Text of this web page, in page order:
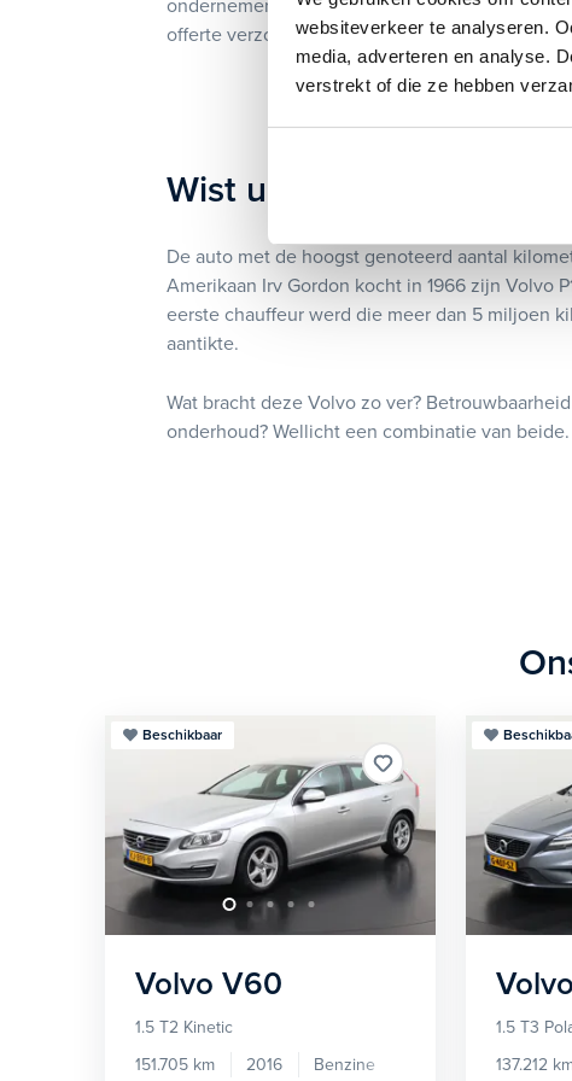
websiteverkeer te analyseren.
media, adverteren en analyse.
verstrekt of die ze hebben
ondernemer ook van fiscale voordelen. Wij
offerte verzorgen wij de financiering en kan je
Wist u dat?
De auto met de hoogst genoteerd aantal
Amerikaan Irv Gordon kocht in 1966 zijn Volvo
eerste chauffeur werd die meer dan 5 miljoen
aantikte.
Wat bracht deze Volvo zo ver?
onderhoud? Wellicht een combinatie van beide.
Beschikbaar
Volvo V60
1.5 T2 Kinetic
151.705 km
2016
Benzine
Volvo
1.5 T3
137.212